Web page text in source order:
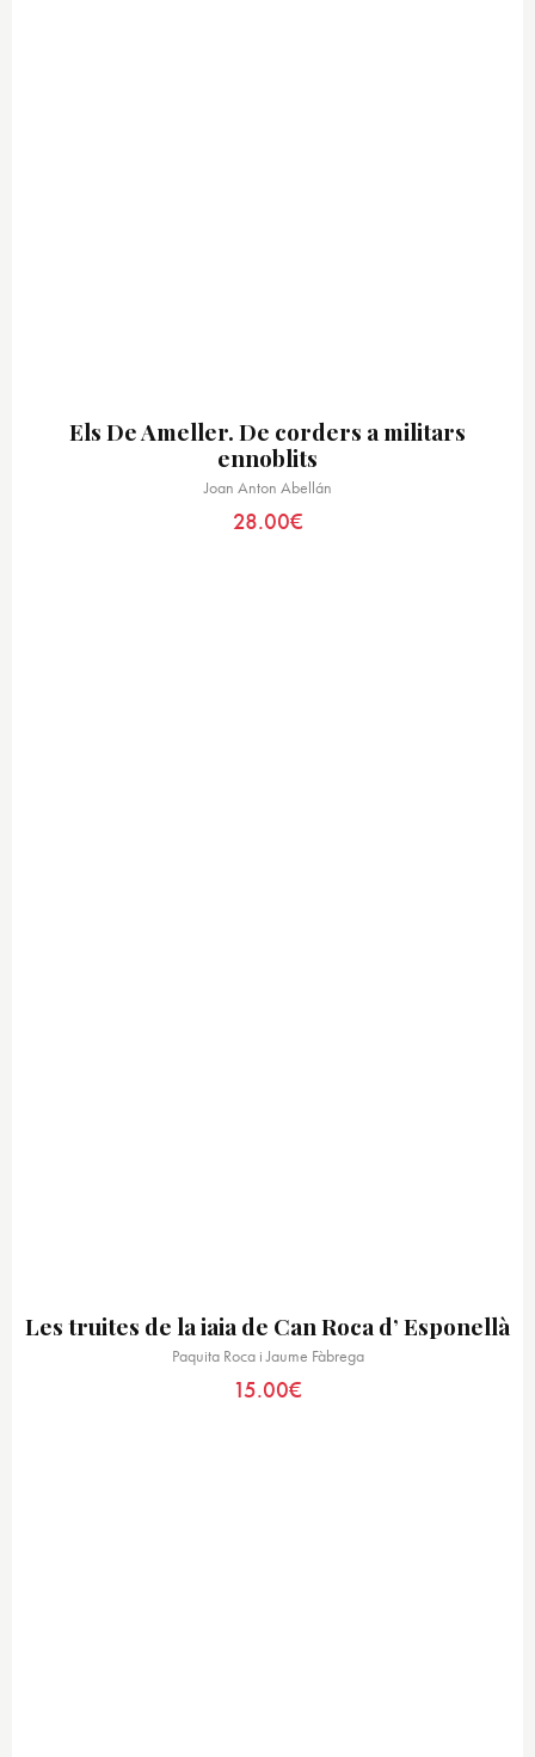
Els De Ameller. De corders a militars
ennoblits
Joan Anton Abellán
28.00€
Les truites de la iaia de Can Roca d’ Esponellà
Paquita Roca i Jaume Fàbrega
15.00€